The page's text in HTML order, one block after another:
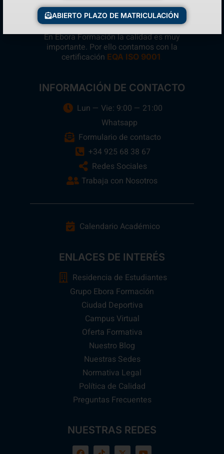
En Ebora Formación la calidad es muy
importante. Por ello contamos con la
certificación EQA ISO 9001
INFORMACIÓN DE CONTACTO
Lun — Vie: 9:00 — 21:00
Whatsapp
Formulario de contacto
+34 925 68 38 67
Redes Sociales
Trabaja con Nosotros
Calendario Académico
ENLACES DE INTERÉS
Residencia de Estudiantes
Grupo Ebora Formación
Ciudad Deportiva
Campus Virtual
Oferta Formativa
Nuestro Blog
Nuestras Sedes
Normativa Legal
Política de Calidad
Preguntas Frecuentes
NUESTRAS REDES
ABIERTO PLAZO DE MATRICULACIÓN